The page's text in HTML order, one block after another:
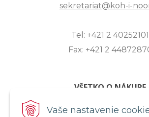
Vaše nastavenie
sekretariat@koh-i-
Tel: +421 2 40252101
Fax: +421 2
VŠETKO O NÁKUPE
ZASLANIE OTÁZKY